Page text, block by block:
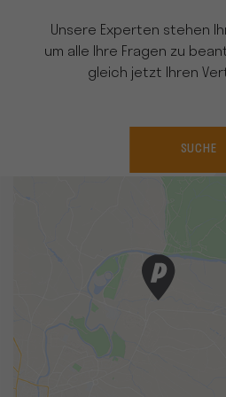
Unsere Experten stehen
um alle Ihre Fragen zu
gleich jetzt Ihren
SUCHE